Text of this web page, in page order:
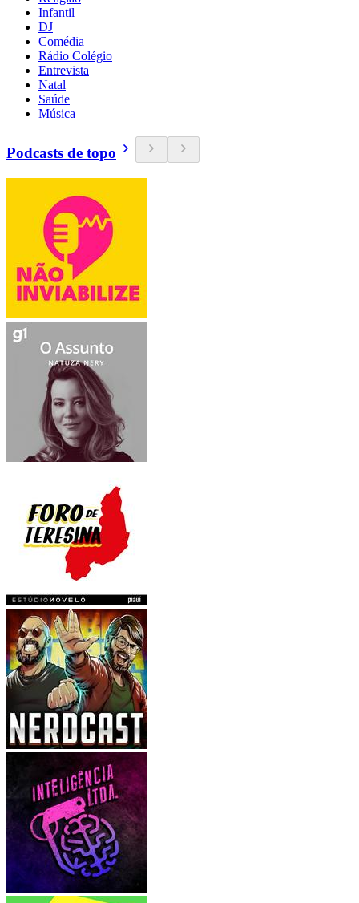
Infantil
DJ
Comédia
Rádio Colégio
Entrevista
Natal
Saúde
Música
Podcasts de topo